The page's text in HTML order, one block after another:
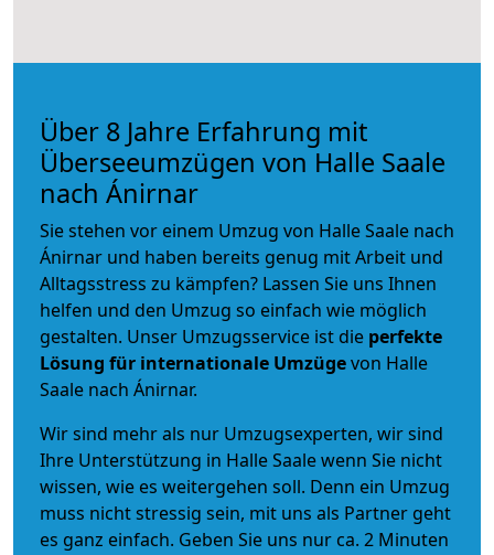
Über 8 Jahre Erfahrung mit
Überseeumzügen von Halle Saale
nach Ánirnar
Sie stehen vor einem Umzug von Halle Saale nach
Ánirnar und haben bereits genug mit Arbeit und
Alltagsstress zu kämpfen? Lassen Sie uns Ihnen
helfen und den Umzug so einfach wie möglich
gestalten. Unser Umzugsservice ist die perfekte
Lösung für internationale Umzügevon Halle
Saale nach Ánirnar.
Wir sind mehr als nur Umzugsexperten, wir sind
Ihre Unterstützung in Halle Saale wenn Sie nicht
wissen, wie es weitergehen soll. Denn ein Umzug
muss nicht stressig sein, mit uns als Partner geht
es ganz einfach. Geben Sie uns nur ca. 2 Minuten